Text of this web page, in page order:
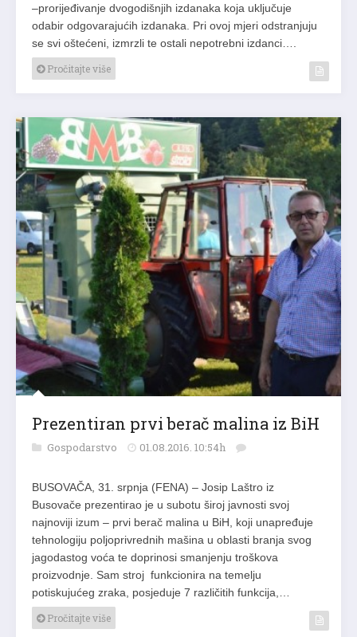
–prorijeđivanje dvogodišnjih izdanaka koja uključuje
odabir odgovarajućih izdanaka. Pri ovoj mjeri odstranjuju
se svi oštećeni, izmrzli te ostali nepotrebni izdanci….
Pročitajte više
Prezentiran prvi berač malina iz BiH
Gospodarstvo 01.08.2016. 10:54h
BUSOVAČA, 31. srpnja (FENA) – Josip Laštro iz
Busovače prezentirao je u subotu široj javnosti svoj
najnoviji izum – prvi berač malina u BiH, koji unapređuje
tehnologiju poljoprivrednih mašina u oblasti branja svog
jagodastog voća te doprinosi smanjenju troškova
proizvodnje. Sam stroj funkcionira na temelju
potiskujućeg zraka, posjeduje 7 različitih funkcija,…
Pročitajte više